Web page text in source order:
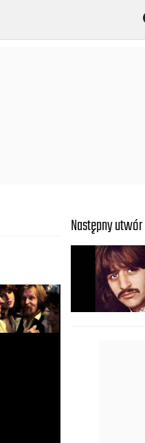
Następny utwór